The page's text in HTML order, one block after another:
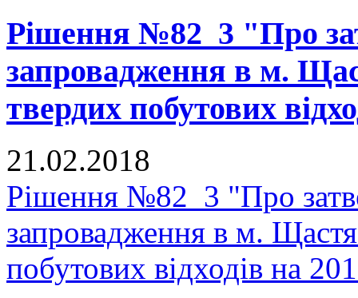
Рішення №82_3 "Про
запровадження в м.
твердих побутових
21.02.2018
Рішення №82_3 "Про
запровадження в м.
побутових відходів на